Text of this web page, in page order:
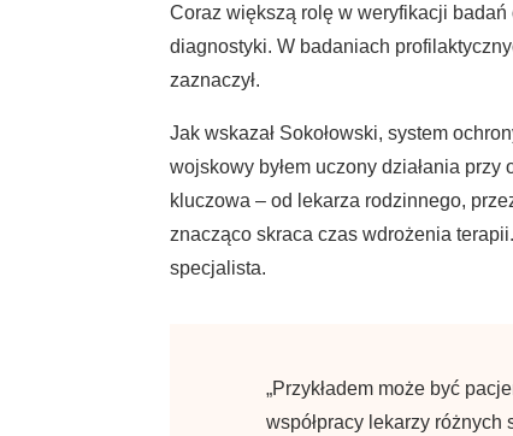
Coraz większą rolę w weryfikacji
diagnostyki. W badaniach
zaznaczył.
Jak wskazał Sokołowski, system
wojskowy byłem uczony działania
kluczowa – od lekarza rodzinnego,
znacząco skraca czas wdrożenia
specjalista.
„Przykładem może być
współpracy lekarzy różnych